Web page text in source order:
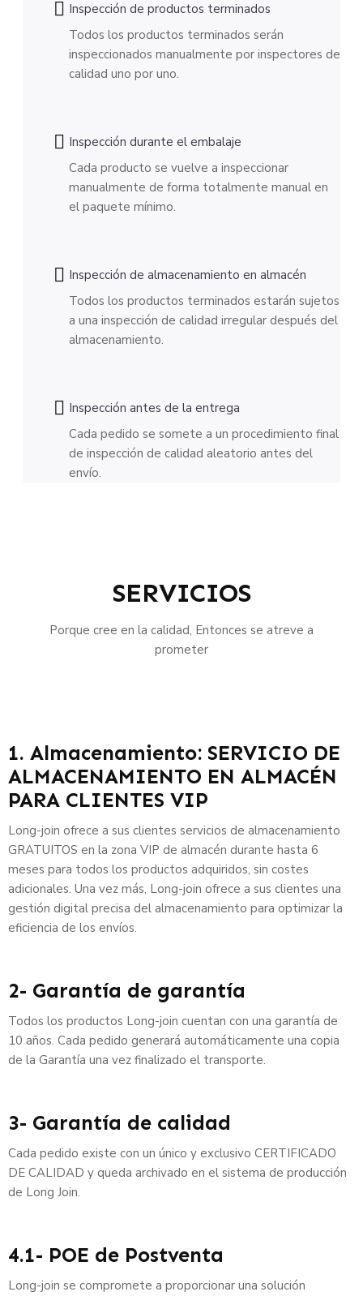
Inspección de productos terminados
Todos los productos terminados serán
inspeccionados manualmente por inspectores de
calidad uno por uno.
Inspección durante el embalaje
Cada producto se vuelve a inspeccionar
manualmente de forma totalmente manual en
el paquete mínimo.
Inspección de almacenamiento en almacén
Todos los productos terminados estarán sujetos
a una inspección de calidad irregular después del
almacenamiento.
Inspección antes de la entrega
Cada pedido se somete a un procedimiento final
de inspección de calidad aleatorio antes del
envío.
SERVICIOS
Porque cree en la calidad, Entonces se atreve a
prometer
1. Almacenamiento: SERVICIO DE
ALMACENAMIENTO EN ALMACÉN
PARA CLIENTES VIP
Long-join ofrece a sus clientes servicios de almacenamiento
GRATUITOS en la zona VIP de almacén durante hasta 6
meses para todos los productos adquiridos, sin costes
adicionales. Una vez más, Long-join ofrece a sus clientes una
gestión digital precisa del almacenamiento para optimizar la
eficiencia de los envíos.
2- Garantía de garantía
Todos los productos Long-join cuentan con una garantía de
10 años. Cada pedido generará automáticamente una copia
de la Garantía una vez finalizado el transporte.
3- Garantía de calidad
Cada pedido existe con un único y exclusivo CERTIFICADO
DE CALIDAD y queda archivado en el sistema de producción
de Long Join.
4.1- POE de Postventa
Long-join se compromete a proporcionar una solución